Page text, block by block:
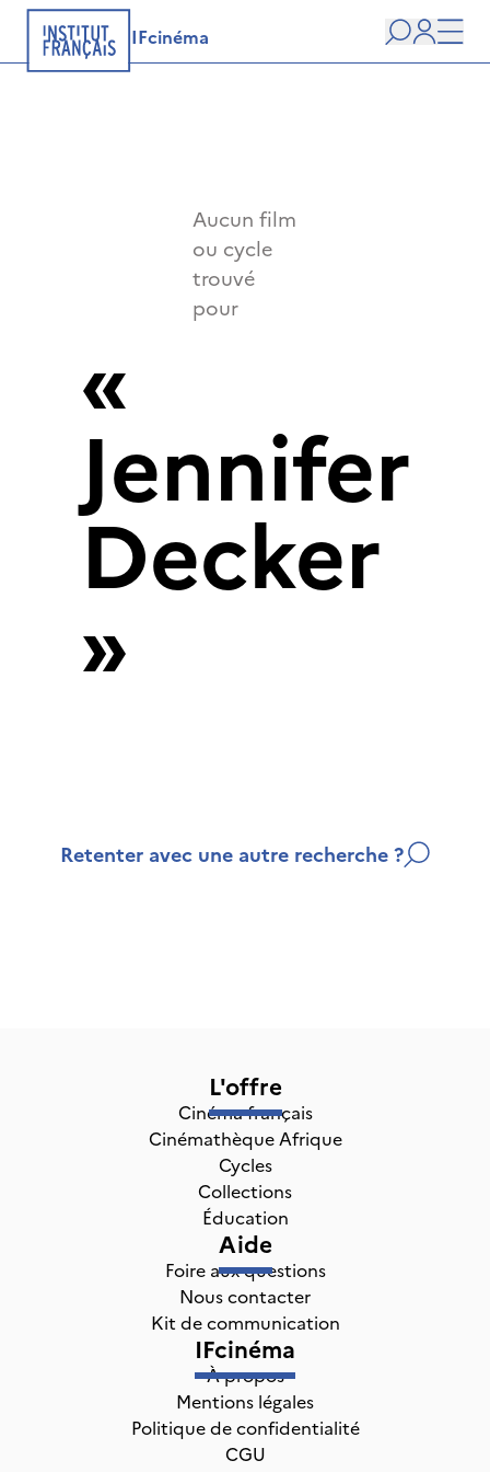
IFcinéma
user
Aucun film
ou cycle
trouvé
pour
«
Jennifer
Decker
»
Retenter avec une autre recherche ?
L'offre
Cinéma français
Cinémathèque Afrique
Cycles
Collections
Éducation
Aide
Foire aux questions
Nous contacter
Kit de communication
IFcinéma
À propos
Mentions légales
Politique de confidentialité
CGU